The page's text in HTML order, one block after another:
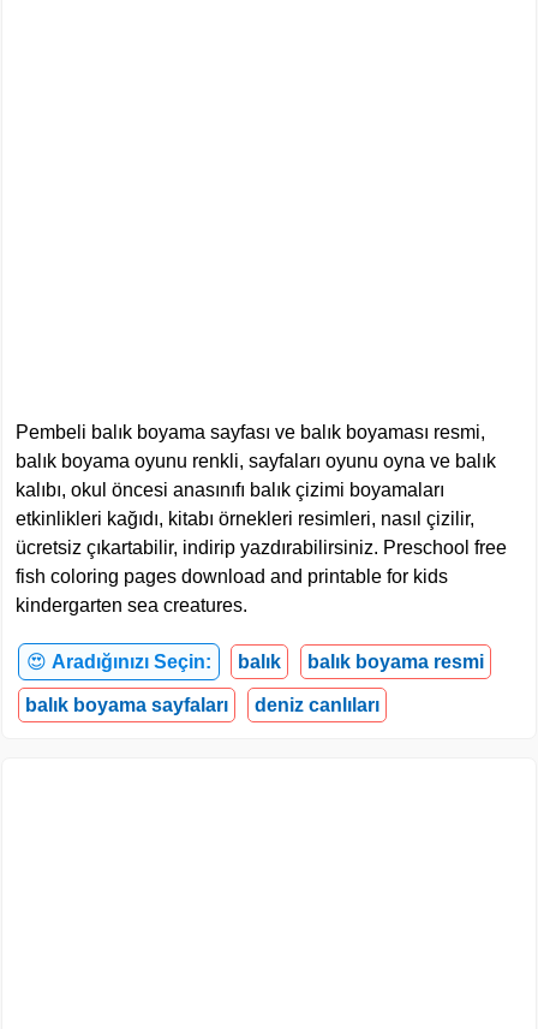
Pembeli balık boyama sayfası ve balık boyaması resmi,
balık boyama oyunu renkli, sayfaları oyunu oyna ve balık
kalıbı, okul öncesi anasınıfı balık çizimi boyamaları
etkinlikleri kağıdı, kitabı örnekleri resimleri, nasıl çizilir,
ücretsiz çıkartabilir, indirip yazdırabilirsiniz. Preschool free
fish coloring pages download and printable for kids
kindergarten sea creatures.
😍 Aradığınızı Seçin: balık balık boyama resmi
balık boyama sayfaları deniz canlıları